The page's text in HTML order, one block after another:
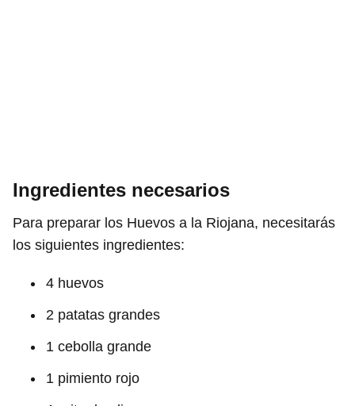
Ingredientes necesarios
Para preparar los Huevos a la Riojana, necesitarás
los siguientes ingredientes:
4 huevos
2 patatas grandes
1 cebolla grande
1 pimiento rojo